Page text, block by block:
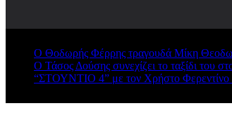
Ο Θοδωρής Φέρρης τραγουδά Μίκη
Ο Τάσος Δούσης συνεχίζει το ταξίδι του
“ΣΤΟΥΝΤΙΟ 4” με τον Χρήστο Φερεντίνο